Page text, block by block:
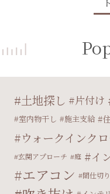
土地探し 片付け
室内物干し 施主支給
ウォークインク
玄関アプローチ 庭 イ
エアコン 間仕切